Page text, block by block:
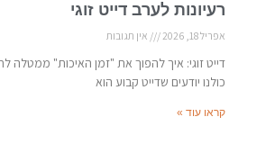
רעיונות לערב דייט זוגי
אפריל 18, 2026 אין תגובות
דייט זוגי: איך להפוך את "זמן האיכות" ממטלה
כולנו יודעים שדייט קבוע הוא
קראו עוד »